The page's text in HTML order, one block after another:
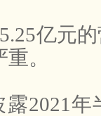
亿元
。
露2021 年